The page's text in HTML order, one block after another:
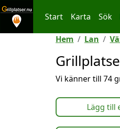
Hoppa till innehållet
Start Karta Sök
Hem Lan
Vi känner till 74
Lägg till